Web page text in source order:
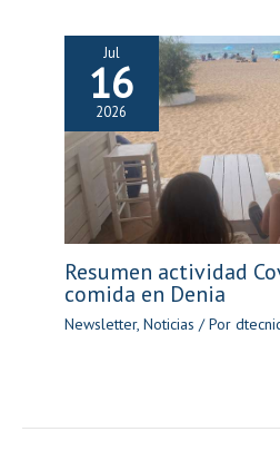
Jul
16
2026
Resumen actividad
comida en Denia
Newsletter, Noticias / Por